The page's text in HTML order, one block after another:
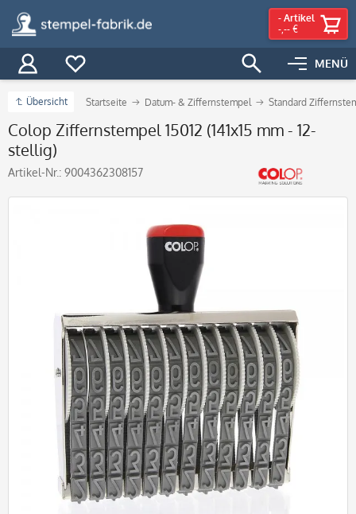
MENÜ
- Artikel
-,-- €
Übersicht Startseite Datum- & Ziffernstempel Standard
Colop Ziffernstempel 15012 (141x15 mm - 12-
stellig)
Artikel-Nr.: 9004362308157